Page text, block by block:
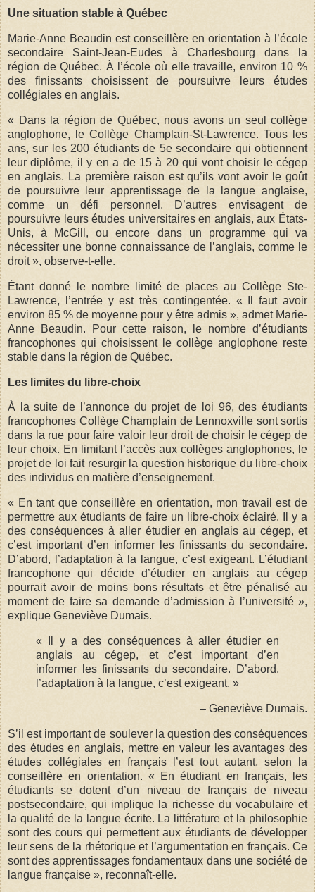
Une situation stable à Québec
Marie-Anne Beaudin est conseillère en orientation à l’école
secondaire Saint-Jean-Eudes à Charlesbourg dans la
région de Québec. À l’école où elle travaille, environ 10 %
des finissants choisissent de poursuivre leurs études
collégiales en anglais.
« Dans la région de Québec, nous avons un seul collège
anglophone, le Collège Champlain-St-Lawrence. Tous les
ans, sur les 200 étudiants de 5e secondaire qui obtiennent
leur diplôme, il y en a de 15 à 20 qui vont choisir le cégep
en anglais. La première raison est qu’ils vont avoir le goût
de poursuivre leur apprentissage de la langue anglaise,
comme un défi personnel. D’autres envisagent de
poursuivre leurs études universitaires en anglais, aux États-
Unis, à McGill, ou encore dans un programme qui va
nécessiter une bonne connaissance de l’anglais, comme le
droit », observe-t-elle.
Étant donné le nombre limité de places au Collège Ste-
Lawrence, l’entrée y est très contingentée. « Il faut avoir
environ 85 % de moyenne pour y être admis », admet Marie-
Anne Beaudin. Pour cette raison, le nombre d’étudiants
francophones qui choisissent le collège anglophone reste
stable dans la région de Québec.
Les limites du libre-choix
À la suite de l’annonce du projet de loi 96, des étudiants
francophones Collège Champlain de Lennoxville sont sortis
dans la rue pour faire valoir leur droit de choisir le cégep de
leur choix. En limitant l’accès aux collèges anglophones, le
projet de loi fait resurgir la question historique du libre-choix
des individus en matière d’enseignement.
« En tant que conseillère en orientation, mon travail est de
permettre aux étudiants de faire un libre-choix éclairé. Il y a
des conséquences à aller étudier en anglais au cégep, et
c’est important d’en informer les finissants du secondaire.
D’abord, l’adaptation à la langue, c’est exigeant. L’étudiant
francophone qui décide d’étudier en anglais au cégep
pourrait avoir de moins bons résultats et être pénalisé au
moment de faire sa demande d’admission à l’université »,
explique Geneviève Dumais.
« Il y a des conséquences à aller étudier en
anglais au cégep, et c’est important d’en
informer les finissants du secondaire. D’abord,
l’adaptation à la langue, c’est exigeant. »
– Geneviève Dumais.
S’il est important de soulever la question des conséquences
des études en anglais, mettre en valeur les avantages des
études collégiales en français l’est tout autant, selon la
conseillère en orientation. « En étudiant en français, les
étudiants se dotent d’un niveau de français de niveau
postsecondaire, qui implique la richesse du vocabulaire et
la qualité de la langue écrite. La littérature et la philosophie
sont des cours qui permettent aux étudiants de développer
leur sens de la rhétorique et l’argumentation en français. Ce
sont des apprentissages fondamentaux dans une société de
langue française », reconnaît-elle.